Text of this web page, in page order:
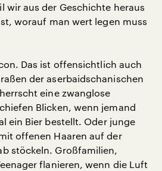
wir aus der Geschichte heraus
worauf man wert legen muss
Das ist offensichtlich auch
der aserbaidschanischen
eine zwanglose
Blicken, wenn jemand
ein Bier bestellt. Oder junge
offenen Haaren auf der
stöckeln. Großfamilien,
flanieren, wenn die Luft